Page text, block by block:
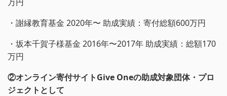
・謝縁教育基金 2020年〜 助成実績：寄付総額600万円
・坂本千賀子様基金 2016年〜2017年 助成実績：総額170
万円
②オンライン寄付サイトGive Oneの助成対象団体・プロ
ジェクトとして